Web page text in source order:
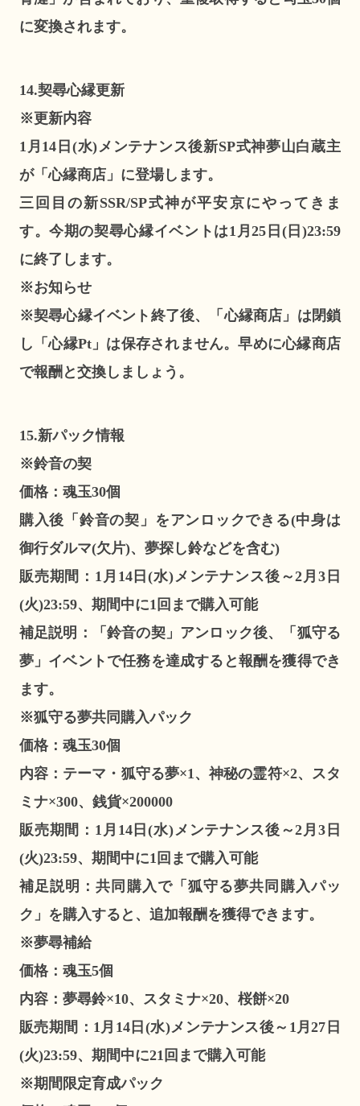
に変換されます。
14.契尋心縁更新
※更新内容
1月14日(水)メンテナンス後新SP式神夢山白蔵主
が「心縁商店」に登場します。
三回目の新SSR/SP式神が平安京にやってきま
す。今期の契尋心縁イベントは1月25日(日)23:59
に終了します。
※お知らせ
※契尋心縁イベント終了後、「心縁商店」は閉鎖
し「心縁Pt」は保存されません。早めに心縁商店
で報酬と交換しましょう。
15.新パック情報
※鈴音の契
価格：魂玉30個
購入後「鈴音の契」をアンロックできる(中身は
御行ダルマ(欠片)、夢探し鈴などを含む)
販売期間：1月14日(水)メンテナンス後～2月3日
(火)23:59、期間中に1回まで購入可能
補足説明：「鈴音の契」アンロック後、「狐守る
夢」イベントで任務を達成すると報酬を獲得でき
ます。
※狐守る夢共同購入パック
価格：魂玉30個
内容：テーマ・狐守る夢×1、神秘の霊符×2、スタ
ミナ×300、銭貨×200000
販売期間：1月14日(水)メンテナンス後～2月3日
(火)23:59、期間中に1回まで購入可能
補足説明：共同購入で「狐守る夢共同購入パッ
ク」を購入すると、追加報酬を獲得できます。
※夢尋補給
価格：魂玉5個
内容：夢尋鈴×10、スタミナ×20、桜餅×20
販売期間：1月14日(水)メンテナンス後～1月27日
(火)23:59、期間中に21回まで購入可能
※期間限定育成パック